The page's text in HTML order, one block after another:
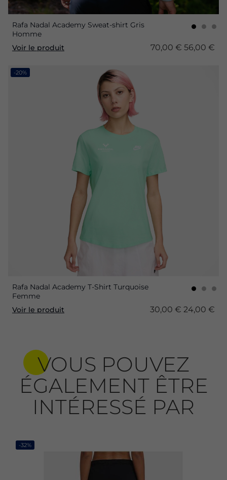
Rafa Nadal Academy Sweat-shirt Gris
Homme
Voir le produit
70,00 € 56,00 €
-20%
Rafa Nadal Academy T-Shirt Turquoise
Femme
Voir le produit
30,00 € 24,00 €
VOUS POUVEZ
ÉGALEMENT ÊTRE
INTÉRESSÉ PAR
-32%